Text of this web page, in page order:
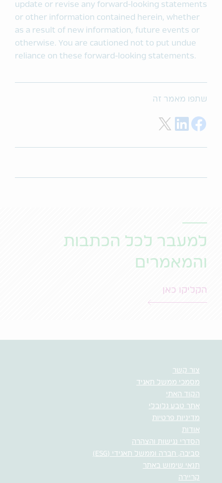
update or revise any forward-looking statements
or other information contained herein, whether
as a result of new information, future events or
otherwise. You are cautioned not to put undue
reliance on these forward-looking statements.
שתפו מאמר זה
Share on Facebook
Share on LinkedIn
למעבר לכל הכתבות
והמאמרים
הקליקו כאן
צור קשר
מסמכי ממשל תאגיד
הקוד האתי
אתר טבע גלובלי
מדיניות פרטיות
אודות
הסדרי נגישות והצהרה
סביבה, חברה וממשל תאגידי (ESG)
תנאי שימוש באתר
קריירה